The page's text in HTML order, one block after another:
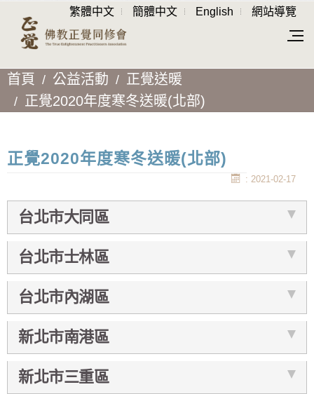
繁體中文 簡體中文 English 網站導覽
首頁 公益活動
正覺送暖
正覺2020年度寒冬送暖(北部)
正覺2020年度寒冬送暖(北部)
: 2021-02-17
台北市大同區
台北市士林區
台北市內湖區
新北市南港區
新北市三重區